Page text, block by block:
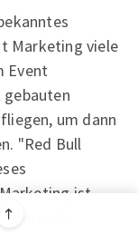
Marketing viele
Event
um dann
"Red Bull
ist
viele